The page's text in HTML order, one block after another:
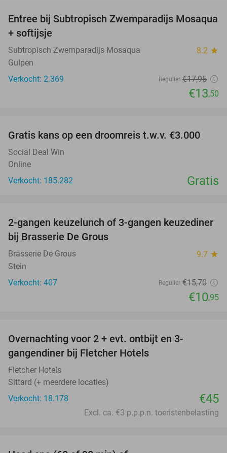
25%
Entree bij Subtropisch Zwemparadijs Mosaqua
+ softijsje
Subtropisch Zwemparadijs Mosaqua 8.2 star
Gulpen
Verkocht: 2.369
Regulier €17,95
€13,50
Gratis kans op een droomreis t.w.v. €3.000
Social Deal Win
Online
Verkocht: 185.282
Gratis
30%
2-gangen keuzelunch of 3-gangen keuzediner
bij Brasserie De Grous
Brasserie De Grous 9.7 star
Stein
Verkocht: 407
Regulier €15,70
€10,95
Overnachting voor 2 + evt. ontbijt en 3-
gangendiner bij Fletcher Hotels
Fletcher Hotels
Sittard (+ meerdere locaties)
Verkocht: 18.178
€45
Excl. ca. €3 p.p.p.n. toeristenbelasting